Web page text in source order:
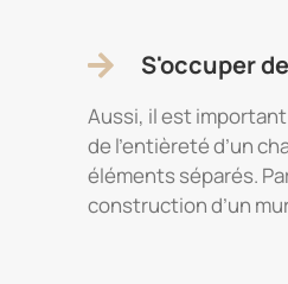
S'occuper
Aussi, il est
de l’entièreté d’un
éléments séparés.
construction d’un